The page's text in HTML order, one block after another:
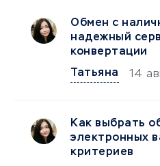
Обмен с
надежный
конвертации
Татьяна
14
Как выбрать
электронных
критериев